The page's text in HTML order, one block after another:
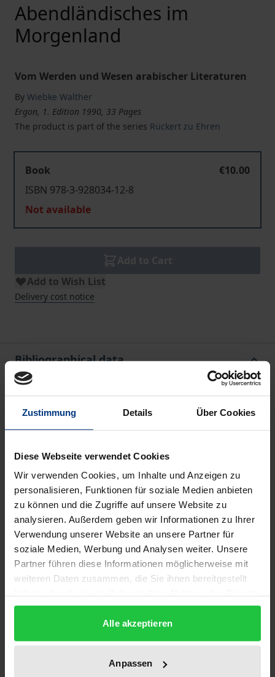
Zustimmung Details Über Cookies
Diese Webseite verwendet Cookies
Wir verwenden Cookies, um Inhalte und Anzeigen zu
personalisieren, Funktionen für soziale Medien anbieten
zu können und die Zugriffe auf unsere Website zu
analysieren. Außerdem geben wir Informationen zu Ihrer
Verwendung unserer Website an unsere Partner für
soziale Medien, Werbung und Analysen weiter. Unsere
Partner führen diese Informationen möglicherweise mit
weiteren Daten zusammen, die Sie ihnen bereitgestellt
gesammelt haben.
Alle akzeptieren
Anpassen
Abendländisches im
Morgenland
Vom Werden und Wesen arabischer Literaturen
By Wiebke Walther
Ergon, 1. Edition 1990, 33 Pages
The product is part of the series Rückert zu Ehren
Book
€10.00
ISBN 978-3-928034-12-8
Not available
Add to Wish List
Delivery cost notice
Bibliographical data
1
978-3-928034-12-8
Subtitle
Vom Werden und Wesen arabischer Literaturen
Addition to subtitle
Festvortrag der neunten Preisträgerin des
Friedrich-Rückert-Preises der Stadt Schweinfurt
Year of Publication